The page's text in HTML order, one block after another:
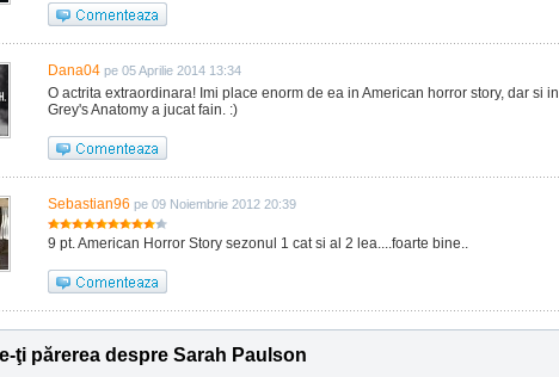
Dana04 pe 05 Aprilie 2014 13:34
O actrita extraordinara! Imi place enorm de ea in American horror story, dar si in
Grey's Anatomy a jucat fain. :)
Sebastian96 pe 09 Noiembrie 2012 20:39
9 pt. American Horror Story sezonul 1 cat si al 2 lea....foarte bine..
ţi părerea despre Sarah Paulson